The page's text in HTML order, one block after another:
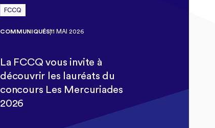
FCCQ
COMMUNIQUÉS11 MAI 2026
La FCCQ vous invite à
découvrir les lauréats du
concours Les Mercuriades
2026